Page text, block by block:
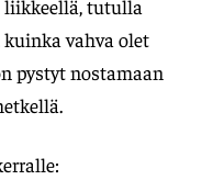
liikkeellä, tutulla
vahva olet
pystyt nostamaan